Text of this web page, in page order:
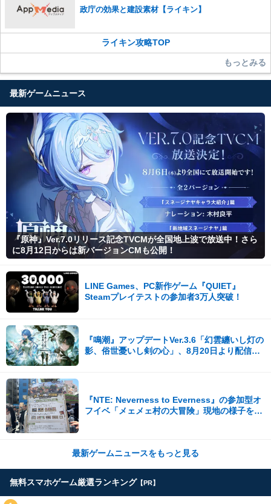
政庁の効果と建設素材【ライキン】
ライキン攻略TOP
もっとみる
最新ゲームニュース
『原神』Ver.7.0リリース記念TVCMが全国地上波で放送中！さら
に8月12日からは新バージョンCMも公開！
LINE Games、PC新作ゲーム『QUIET』
Steamプレイテストの参加者3万人突破！
『鳴潮』アップデートVer.3.6「幻雲纏いし灯の
影、俗世憂いし剣の心」、8月20日より配信開
『NTE: Neverness to Everness』の参加型オ
フイベ「メェメェ村の大冒険」現地の様子をレ
最新ゲームニュースをもっと見る
無料スマホゲーム厳選ランキング 【PR】